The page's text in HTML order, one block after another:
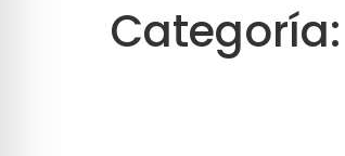
Categoría: